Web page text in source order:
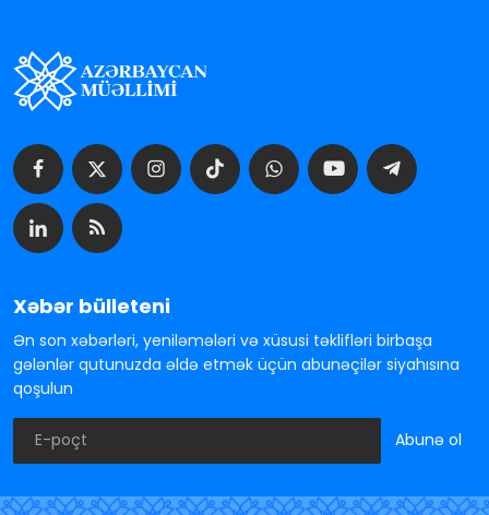
Xəbər bülleteni
Ən son xəbərləri, yeniləmələri və xüsusi təklifləri birbaşa
gələnlər qutunuzda əldə etmək üçün abunəçilər siyahısına
qoşulun
Abunə ol